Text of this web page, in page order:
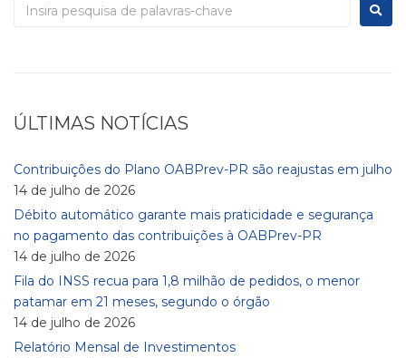
ÚLTIMAS NOTÍCIAS
Contribuições do Plano OABPrev-PR são reajustas em julho
14 de julho de 2026
Débito automático garante mais praticidade e segurança
no pagamento das contribuições à OABPrev-PR
14 de julho de 2026
Fila do INSS recua para 1,8 milhão de pedidos, o menor
patamar em 21 meses, segundo o órgão
14 de julho de 2026
Relatório Mensal de Investimentos